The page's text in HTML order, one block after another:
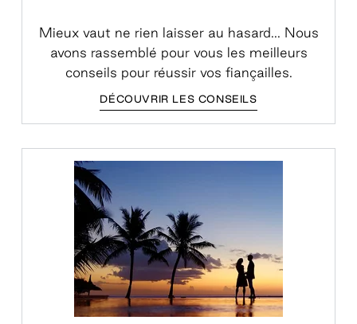
Mieux vaut ne rien laisser au hasard... Nous
avons rassemblé pour vous les meilleurs
conseils pour réussir vos fiançailles.
DÉCOUVRIR LES CONSEILS